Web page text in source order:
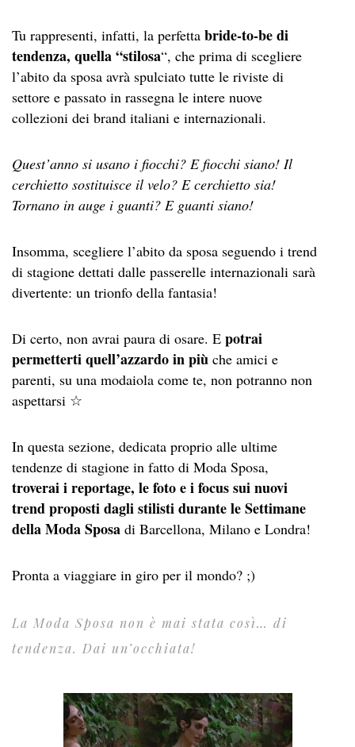
Tu rappresenti, infatti, la perfetta bride-to-be di
tendenza, quella “stilosa“, che prima di scegliere
l’abito da sposa avrà spulciato tutte le riviste di
settore e passato in rassegna le intere nuove
collezioni dei brand italiani e internazionali.
Quest’anno si usano i fiocchi? E fiocchi siano! Il
cerchietto sostituisce il velo? E cerchietto sia!
Tornano in auge i guanti? E guanti siano!
Insomma, scegliere l’abito da sposa seguendo i trend
di stagione dettati dalle passerelle internazionali sarà
divertente: un trionfo della fantasia!
Di certo, non avrai paura di osare. E potrai
permetterti quell’azzardo in più che amici e
parenti, su una modaiola come te, non potranno non
aspettarsi ☆
In questa sezione, dedicata proprio alle ultime
tendenze di stagione in fatto di Moda Sposa,
troverai i reportage, le foto e i focus sui nuovi
trend proposti dagli stilisti durante le Settimane
della Moda Sposa di Barcellona, Milano e Londra!
Pronta a viaggiare in giro per il mondo? ;)
La Moda Sposa non è mai stata così… di
tendenza. Dai un’occhiata!